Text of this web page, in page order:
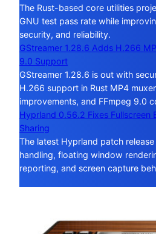
The Rust-based core utilities
GNU test pass rate while
security, and reliability.
GStreamer 1.28.6 Adds H.266
9.0 Support
GStreamer 1.28.6 is out with
H.266 support in Rust MP4
improvements, and FFmpeg 9.0
Hyprland 0.56.2 Fixes Fullscreen
Sharing
The latest Hyprland patch
handling, floating window
reporting, and screen capture